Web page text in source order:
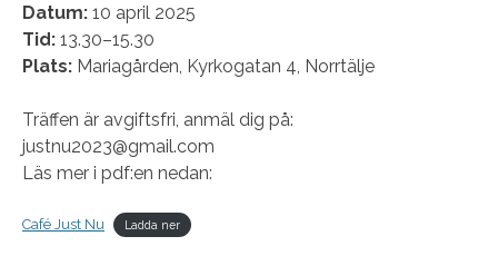
Datum: 10 april 2025
Tid: 13.30–15.30
Plats: Mariagården, Kyrkogatan 4, Norrtälje
Träffen är avgiftsfri, anmäl dig på:
justnu2023@gmail.com
Läs mer i pdf:en nedan:
Café Just Nu Ladda ner